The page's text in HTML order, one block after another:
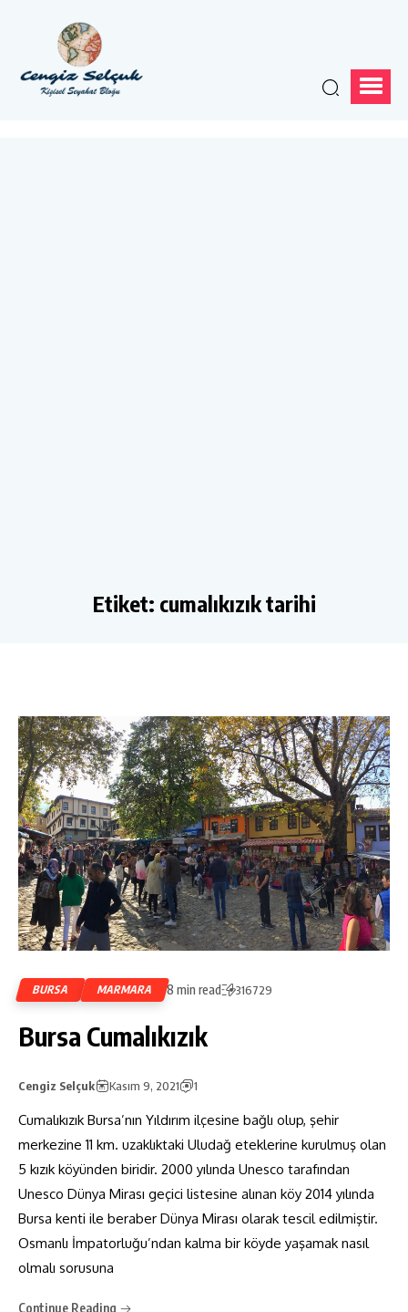
Etiket: cumalıkızık tarihi
BURSA MARMARA 8 min read 316729
Bursa Cumalıkızık
Cengiz Selçuk Kasım 9, 2021 1
Cumalıkızık Bursa’nın Yıldırım ilçesine bağlı olup, şehir
merkezine 11 km. uzaklıktaki Uludağ eteklerine kurulmuş olan
5 kızık köyünden biridir. 2000 yılında Unesco tarafından
Unesco Dünya Mirası geçici listesine alınan köy 2014 yılında
Bursa kenti ile beraber Dünya Mirası olarak tescil edilmiştir.
Osmanlı İmpatorluğu’ndan kalma bir köyde yaşamak nasıl
olmalı sorusuna
Continue Reading